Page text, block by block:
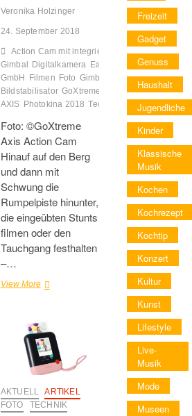
Veronika Holzinger
24. September 2018
Action Cam mit integriertem
Gimbal Digitalkamera Easypix®
GmbH Filmen Foto Gimbal-
Bildstabilisator GoXtreme
GoXtreme
AXIS Photokina 2018 Technik
Foto: ©GoXtreme
Axis Action Cam
Hinauf auf den Berg
und dann mit
Schwung die
Rumpelpiste hinunter,
die eingeübten Stunts
filmen oder den
Tauchgang festhalten
–…
View MoreGoXtreme
Cam
mit
integriertem
Gimbal
AKTUELL
ARTIKEL
FOTO
TECHNIK
Freizeit
Gadget
Genuss
Haushalt
Jugendliche
Kinder
Klassische
Musik
Kochen
Kochrezept
Kochtip
Konzert
Kultur
Kunst
Lifestyle
Live-
Musik
Mode
Museen